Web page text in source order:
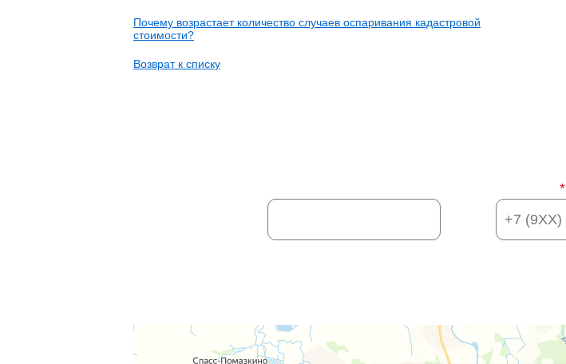
Почему возрастает количество случаев оспаривания кадастровой
стоимости?
Возврат к списку
Телефон:*